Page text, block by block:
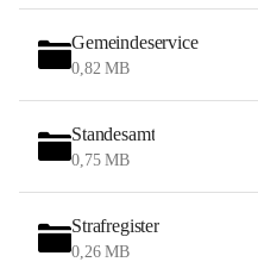
Gemeindeservice
0,82 MB
Standesamt
0,75 MB
Strafregister
0,26 MB